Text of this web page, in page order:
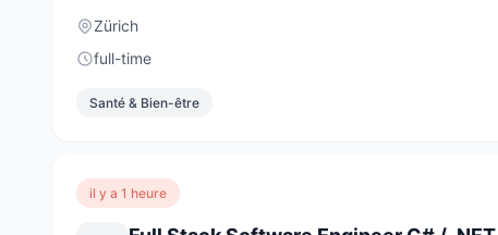
Zürich
full-time
Santé & Bien-être
il y a 1 heure